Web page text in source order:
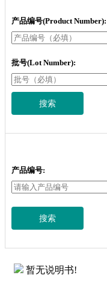
产品编号(Product Number):
批号(Lot Number):
搜索
产品编号:
搜索
暂无说明书!